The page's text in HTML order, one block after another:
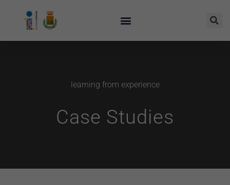
learning from experience
Case Studies